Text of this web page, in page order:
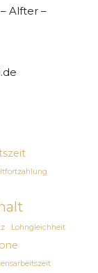
Alfter –
Lohngleichheit